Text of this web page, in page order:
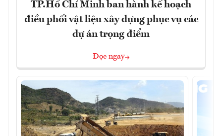
TP.Hồ Chí Minh ban hành kế hoạch
điều phối vật liệu xây dựng phục vụ các
dự án trọng điểm
Đọc ngay